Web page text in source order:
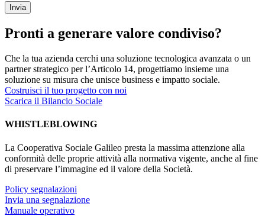
Invia
Pronti a generare valore condiviso?
Che la tua azienda cerchi una soluzione tecnologica avanzata o un
partner strategico per l’Articolo 14, progettiamo insieme una
soluzione su misura che unisce business e impatto sociale.
Costruisci il tuo progetto con noi
Scarica il Bilancio Sociale
WHISTLEBLOWING
La Cooperativa Sociale Galileo presta la massima attenzione alla
conformità delle proprie attività alla normativa vigente, anche al fine
di preservare l’immagine ed il valore della Società.
Policy segnalazioni
Invia una segnalazione
Manuale operativo